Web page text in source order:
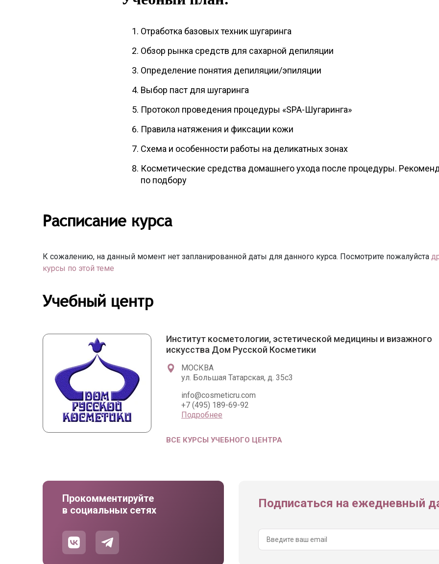
Отработка базовых техник шугаринга
Обзор рынка средств для сахарной депиляции
Определение понятия депиляции/эпиляции
Выбор паст для шугаринга
Протокол проведения процедуры «SPA-Шугаринга»
Правила натяжения и фиксации кожи
Схема и особенности работы на деликатных зонах
Косметические средства домашнего ухода после процедуры.
по подбору
Расписание курса
К сожалению, на данный момент нет запланированной даты для данного курса. Посмотрите пожалуйста
курсы по этой теме
Учебный центр
Институт косметологии, эстетической медицины и визажного
искусства Дом Русской Косметики
МОСКВА
ул. Большая Татарская, д. 35с3
info@cosmeticru.com
+7 (495) 189-69-92
Подробнее
ВСЕ КУРСЫ УЧЕБНОГО ЦЕНТРА
Прокомментируйте
в социальных сетях
Подписаться на ежедневный